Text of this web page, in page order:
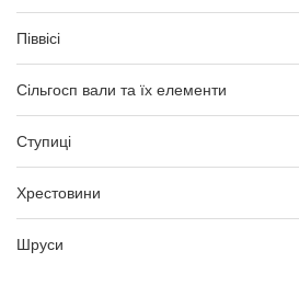
Піввісі
Сільгосп вали та їх елементи
Ступиці
Хрестовини
Шруси